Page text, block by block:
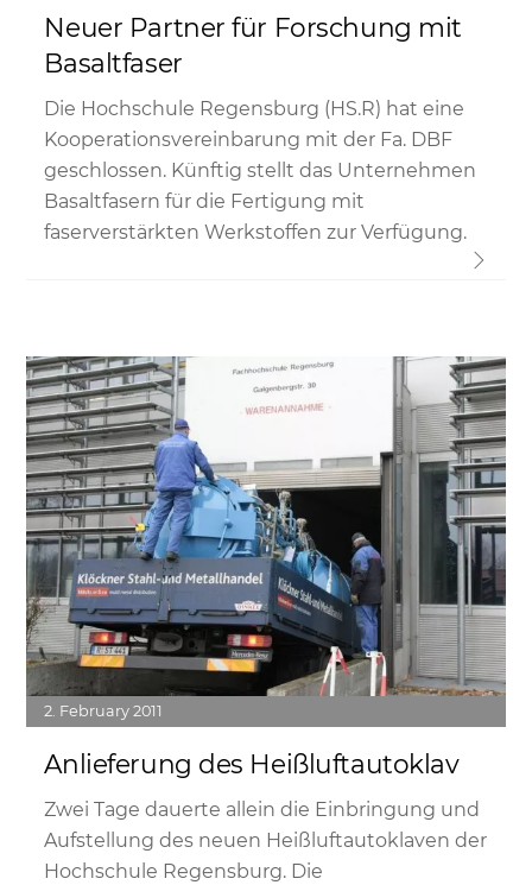
Neuer Partner für Forschung mit
Basaltfaser
Die Hochschule Regensburg (HS.R) hat eine
Kooperationsvereinbarung mit der Fa. DBF
geschlossen. Künftig stellt das Unternehmen
Basaltfasern für die Fertigung mit
faserverstärkten Werkstoffen zur Verfügung.
Link
2 February 2011
Anlieferung des Heißluftautoklav
Zwei Tage dauerte allein die Einbringung und
Aufstellung des neuen Heißluftautoklaven der
Hochschule Regensburg. Die